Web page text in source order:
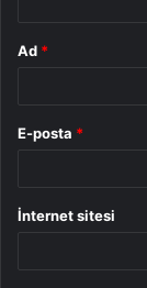
Ad *
E-posta *
İnternet sitesi